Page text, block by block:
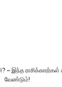
– இந்த
வேண்டும்!